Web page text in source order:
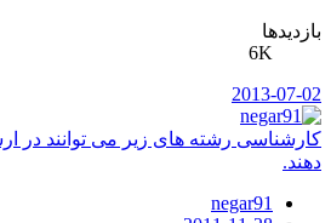
بازدیدها
6K
2013-07-02
کارشناسی رشته های زیر می توانند در
دهند.
negar91